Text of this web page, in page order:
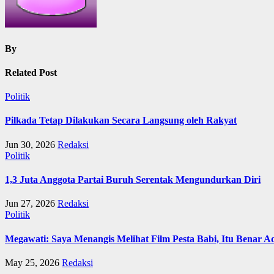
By
Related Post
Politik
Pilkada Tetap Dilakukan Secara Langsung oleh Rakyat
Jun 30, 2026 Redaksi
Politik
1,3 Juta Anggota Partai Buruh Serentak Mengundurkan Diri
Jun 27, 2026 Redaksi
Politik
Megawati: Saya Menangis Melihat Film Pesta Babi, Itu Benar
May 25, 2026 Redaksi